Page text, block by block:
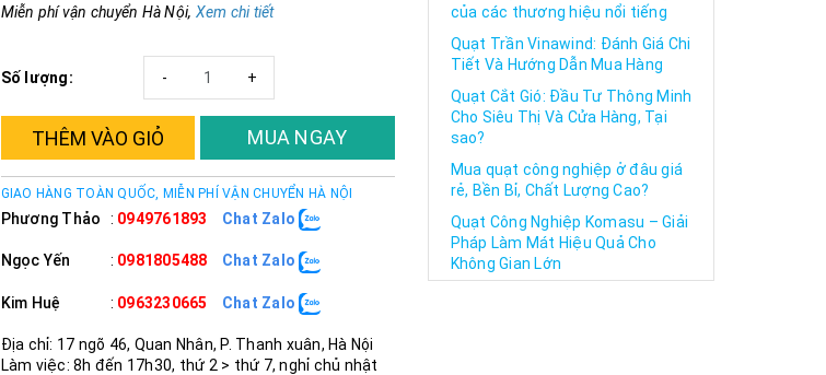
Miễn phí vận chuyển Hà Nội, Xem chi tiết
Số lượng: +
-
THÊM VÀO GIỎ MUA NGAY
GIAO HÀNG TOÀN QUỐC, MIỄN PHÍ VẬN CHUYỂN HÀ NỘI
Phương Thảo : 0949761893 Chat Zalo
Ngọc Yến : 0981805488 Chat Zalo
Kim Huệ : 0963230665 Chat Zalo
Địa chỉ: 17 ngõ 46, Quan Nhân, P. Thanh xuân, Hà Nội
Làm việc: 8h đến 17h30, thứ 2 > thứ 7, nghỉ chủ nhật
của các thương hiệu nổi tiếng
Quạt Trần Vinawind: Đánh Giá Chi
Tiết Và Hướng Dẫn Mua Hàng
Quạt Cắt Gió: Đầu Tư Thông Minh
Cho Siêu Thị Và Cửa Hàng, Tại
sao?
Mua quạt công nghiệp ở đâu giá
rẻ, Bền Bỉ, Chất Lượng Cao?
Quạt Công Nghiệp Komasu – Giải
Pháp Làm Mát Hiệu Quả Cho
Không Gian Lớn